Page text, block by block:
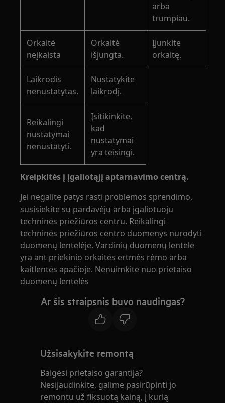
arba
trumpiau.
Orkaitė
neįkaista
Orkaitė
išjungta.
Įjunkite
orkaitę.
Laikrodis
nenustatytas.
Nustatykite
laikrodį.
Reikalingi
nustatymai
nenustatyti.
Įsitikinkite,
kad
nustatymai
yra teisingi.
Kreipkitės į įgaliotąjį aptarnavimo centrą.
Jei negalite patys rasti problemos sprendimo,
susisiekite su pardavėju arba įgaliotuoju
techninės priežiūros centru. Reikalingi
techninės priežiūros centro duomenys nurodyti
duomenų lentelėje. Vardinių duomenų lentelė
yra ant priekinio orkaitės ertmės rėmo arba
kaitlentės apačioje. Nenuimkite nuo prietaiso
duomenų lentelės
Ar šis straipsnis buvo naudingas?
Užsisakykite remontą
Baigėsi prietaiso garantija?
Nesijaudinkite, galime pasirūpinti jo
remontu už fiksuotą kainą, į kurią